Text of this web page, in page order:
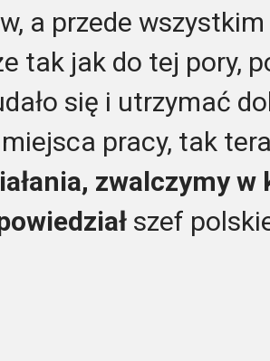
a przede
tak jak do tej pory,
się i utrzymać
pracy, tak
zwalczymy
szef